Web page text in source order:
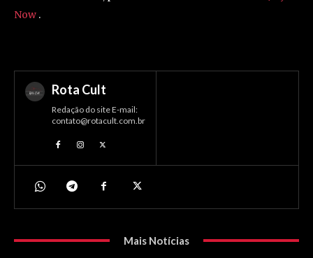
Now .
Rota Cult
Redação do site E-mail:
contato@rotacult.com.br
Mais Notícias